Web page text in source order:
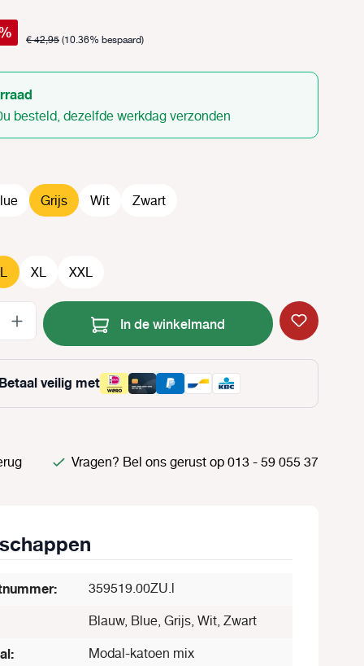
€ 42,95(10.36% bespaard)
besteld, dezelfde werkdag verzonden
Grijs Wit Zwart
L XL XXL
Producthoeveelheid: Voer de
In de winkelmand
veilig met
Vragen? Bel ons gerust op 013 - 59 055 37
359519.00ZU.l
Blauw, Blue, Grijs, Wit, Zwart
Modal-katoen mix